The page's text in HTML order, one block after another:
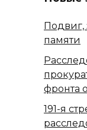
Подвиг,
памяти
фронта
191-я